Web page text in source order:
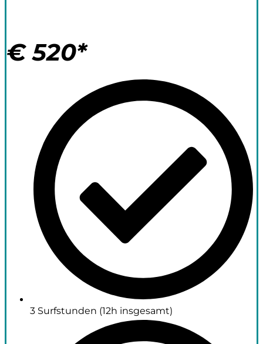
€ 520*
3 Surfstunden (12h insgesamt)